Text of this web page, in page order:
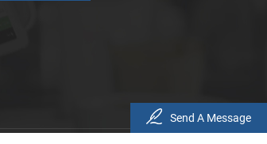
Send A Message